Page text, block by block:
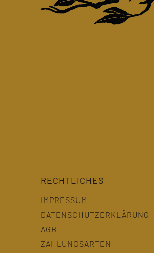
RECHTLICHES
IMPRESSUM
DATENSCHUTZERKLÄRUNG
AGB
ZAHLUNGSARTEN